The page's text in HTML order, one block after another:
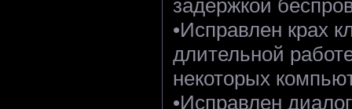
задержкой
•Исправлен крах
длительной
некоторых
•Исправлен